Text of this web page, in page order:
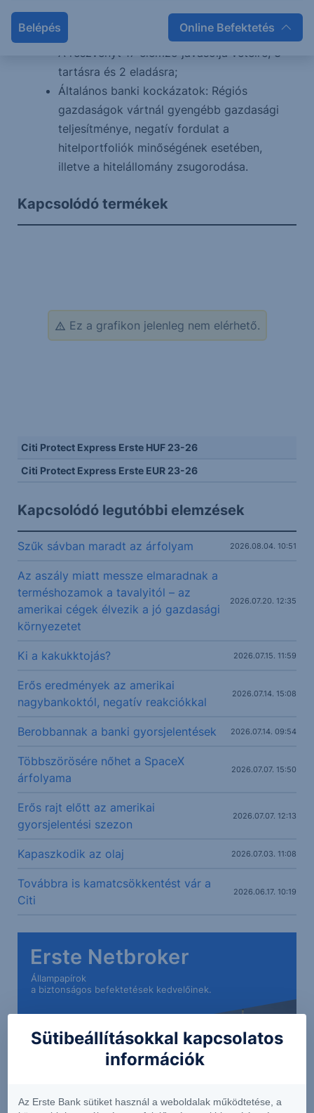
Belépés Online Befektetés
Bloomberg szerinti konszenzus célár 43,2
euró;
A részvényt 17 elemző javasolja vételre, 3
tartásra és 2 eladásra;
Általános banki kockázatok: Régiós
gazdaságok vártnál gyengébb gazdasági
teljesítménye, negatív fordulat a
hitelportfoliók minőségének esetében,
illetve a hitelállomány zsugorodása.
Kapcsolódó termékek
Ez a grafikon jelenleg nem elérhető.
Citi Protect Express Erste HUF 23-26
Citi Protect Express Erste EUR 23-26
Kapcsolódó legutóbbi elemzések
Szűk sávban maradt az árfolyam 2026.08.04. 10:51
Az aszály miatt messze elmaradnak a
terméshozamok a tavalyitól – az
amerikai cégek élvezik a jó gazdasági
környezetet
2026.07.20. 12:35
Ki a kakukktojás? 2026.07.15. 11:59
Erős eredmények az amerikai
nagybankoktól, negatív reakciókkal
2026.07.14. 15:08
Berobbannak a banki gyorsjelentések 2026.07.14. 09:54
Többszörösére nőhet a SpaceX
árfolyama
2026.07.07. 15:50
Erős rajt előtt az amerikai
gyorsjelentési szezon
2026.07.07. 12:13
Kapaszkodik az olaj 2026.07.03. 11:08
Továbbra is kamatcsökkentést vár a
Citi
2026.06.17. 10:19
Erste Netbroker
Állampapírok
a biztonságos befektetések kedvelőinek.
Sütibeállításokkal kapcsolatos
információk
Az Erste Bank sütiket használ a weboldalak működtetése, a